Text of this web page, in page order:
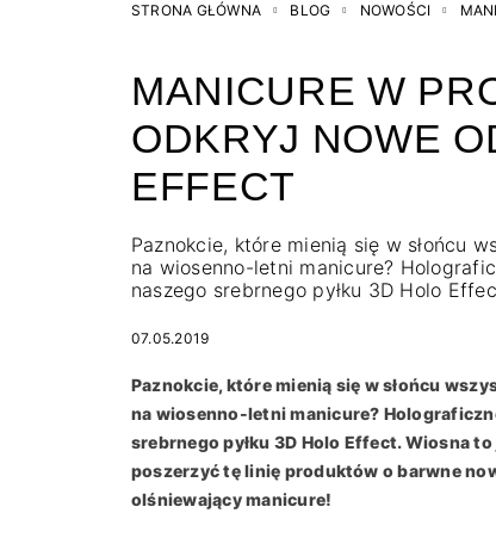
STRONA GŁÓWNA BLOG NOWOŚCI
MANICURE W
ODKRYJ NOWE
EFFECT
Paznokcie, które mienią się w słońcu
na wiosenno-letni manicure?
naszego srebrnego pyłku 3D Holo
07.05.2019
Paznokcie, które mienią się w słońcu
na wiosenno-letni manicure?
srebrnego pyłku 3D Holo Effect. Wiosna
poszerzyć tę linię produktów o barwne
olśniewający manicure!